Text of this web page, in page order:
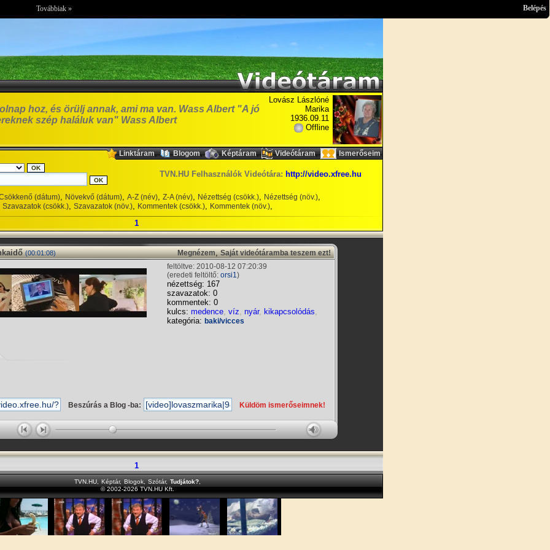
Továbbiak » Belépés
hoz, és örülj annak, ami ma van. Wass Albert "A jó
szép haláluk van" Wass Albert
Lovász Lászlóné
Marika
1936.09.11
Offline
Linktáram, Blogom, Képtáram, Videótáram, Ismerőseim
TVN.HU Felhasználók Videótára: http://video.xfree.hu
(dátum), Növekvő (dátum), A-Z (név), Z-A (név), Nézettség (csökk.), Nézettség (növ.),
Szavazatok (csökk.), Szavazatok (növ.), Kommentek (csökk.), Kommentek (növ.),
1
(00:01:08) Megnézem,Saját videótáramba teszem ezt!
feltöltve: 2010-08-12 07:20:39
(eredeti feltöltő: orsi1)
nézettség: 167
szavazatok: 0
kommentek: 0
kulcs: medence, víz, nyár, kikapcsolódás,
kategória: baki/vicces
Beszúrás a Blog -ba: Küldöm ismerőseimnek!
1
TVN.HU Képtár, Blogok Szótár, Tudjátok?
© 2002-2026 TVN.HU Kft.